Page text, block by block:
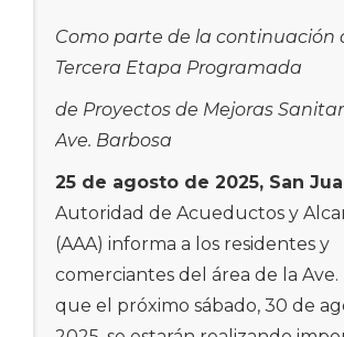
mantenerse atentos a las
oficiales sobre el progreso de los
###
Actualmente, la corporación
proyectos activos en 641
valor de $7,890 millones en
de planificación, diseño,
cierre. De estos, más de 105
inversión de $1,946 millones, lo
empleos y activa la economía
El Presidente Ejecutivo resaltó
emblemáticos como el manejo de
sedimentos en el Embalse
Como parte de la continuación
Tercera Etapa Programada
de Proyectos de Mejoras
Ave. Barbosa
25 de agosto de 2025, San
Autoridad de Acueductos y
(AAA) informa a los residentes y
comerciantes del área de la Ave.
que el próximo sábado, 30 de